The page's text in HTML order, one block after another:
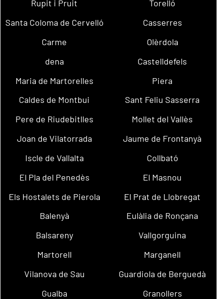
Rupit i Pruit
Torelló
Santa Coloma de Cervelló
Casserres
Carme
Olèrdola
dena
Castelldefels
Maria de Martorelles
Piera
Caldes de Montbui
Sant Feliu Sasserra
Pere de Riudebitlles
Mollet del Vallès
Joan de Vilatorrada
Jaume de Frontanyà
Iscle de Vallalta
Collbató
El Pla del Penedès
El Masnou
Els Hostalets de Pierola
El Prat de Llobregat
Balenyà
Eulàlia de Ronçana
Balsareny
Vallgorguina
Martorell
Marganell
Vilanova de Sau
Guardiola de Berguedà
Gualba
Granollers